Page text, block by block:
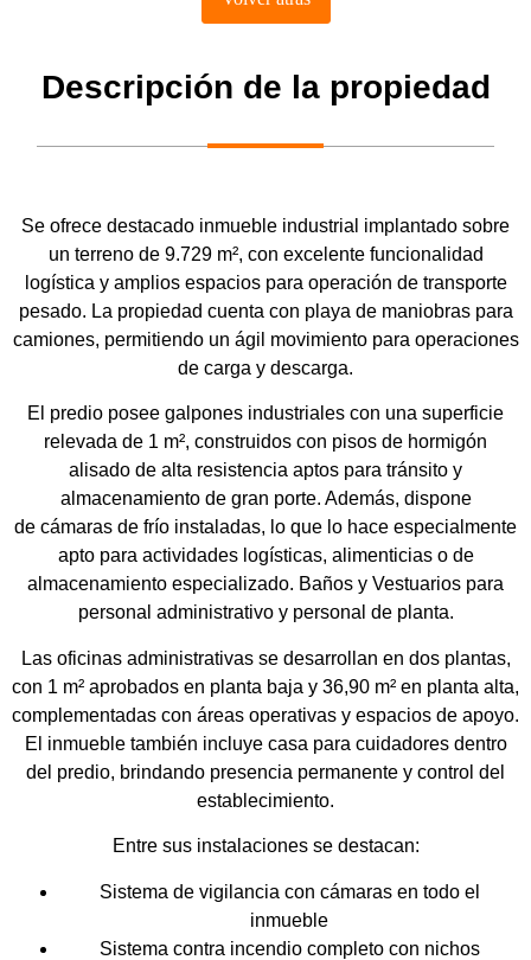
Descripción de la propiedad
Se ofrece destacado inmueble industrial implantado sobre
un terreno de 9.729 m², con excelente funcionalidad
logística y amplios espacios para operación de transporte
pesado. La propiedad cuenta con playa de maniobras para
camiones, permitiendo un ágil movimiento para operaciones
de carga y descarga.
El predio posee galpones industriales con una superficie
relevada de 1 m², construidos con pisos de hormigón
alisado de alta resistencia aptos para tránsito y
almacenamiento de gran porte. Además, dispone
de cámaras de frío instaladas, lo que lo hace especialmente
apto para actividades logísticas, alimenticias o de
almacenamiento especializado. Baños y Vestuarios para
personal administrativo y personal de planta.
Las oficinas administrativas se desarrollan en dos plantas,
con 1 m² aprobados en planta baja y 36,90 m² en planta alta,
complementadas con áreas operativas y espacios de apoyo.
El inmueble también incluye casa para cuidadores dentro
del predio, brindando presencia permanente y control del
establecimiento.
Entre sus instalaciones se destacan:
Sistema de vigilancia con cámaras en todo el
inmueble
Sistema contra incendio completo con nichos